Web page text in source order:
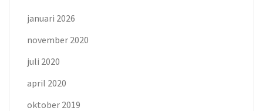
januari 2026
november 2020
juli 2020
april 2020
oktober 2019